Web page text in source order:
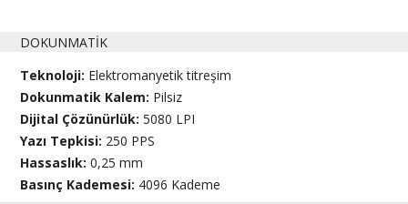
DOKUNMATİK
Teknoloji: Elektromanyetik titreşim
Dokunmatik Kalem: Pilsiz
Dijital Çözünürlük:5080 LPI
Yazı Tepkisi: 250 PPS
Hassaslık:0,25 mm
Basınç Kademesi: 4096 Kademe